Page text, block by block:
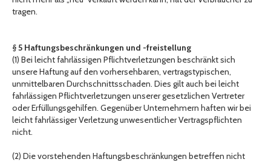
tragen.
§ 5 Haftungsbeschränkungen und -freistellung
(1) Bei leicht fahrlässigen Pflichtverletzungen beschränkt sich
unsere Haftung auf den vorhersehbaren, vertragstypischen,
unmittelbaren Durchschnittsschaden. Dies gilt auch bei leicht
fahrlässigen Pflichtverletzungen unserer gesetzlichen Vertreter
oder Erfüllungsgehilfen. Gegenüber Unternehmern haften wir bei
leicht fahrlässiger Verletzung unwesentlicher Vertragspflichten
nicht.
(2) Die vorstehenden Haftungsbeschränkungen betreffen nicht